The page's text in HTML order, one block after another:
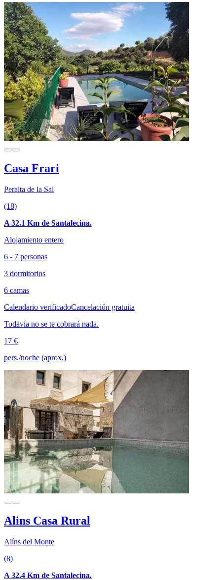
Casa Frari
Peralta de la Sal
(18)
A 32.1 Km de Santalecina.
Alojamiento entero
6 - 7 personas
3 dormitorios
6 camas
Calendario verificadoCancelación gratuita
Todavía no se te cobrará nada.
17 €
pers./noche (aprox.)
Alins Casa Rural
Alíns del Monte
(8)
A 32.4 Km de Santalecina.